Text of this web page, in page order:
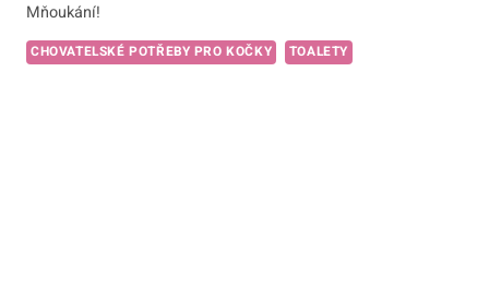
Mňoukání!
CHOVATELSKÉ POTŘEBY PRO KOČKY TOALETY